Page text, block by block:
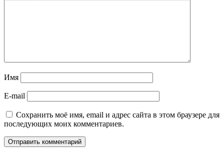
Имя
E-mail
Сохранить моё имя, email и адрес сайта в этом браузере для
последующих моих комментариев.